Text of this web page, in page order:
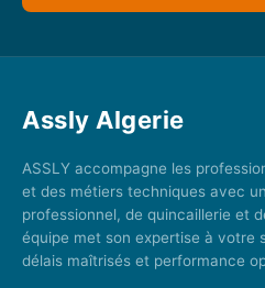
Assly Algerie
ASSLY accompagne les
et des métiers techniques avec
professionnel, de quincaillerie et
équipe met son expertise à votre
délais maîtrisés et performance